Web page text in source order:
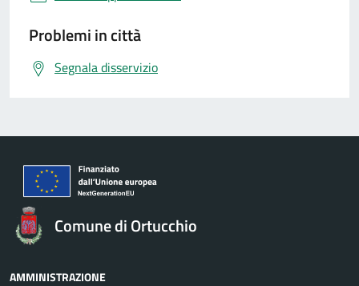
Problemi in città
Segnala disservizio
Comune di Ortucchio
AMMINISTRAZIONE